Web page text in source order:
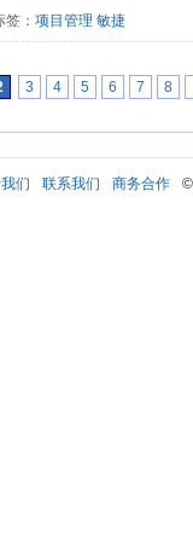
： 项目管理 敏捷
3 4 5 6 7 8
们 联系我们 商务合作